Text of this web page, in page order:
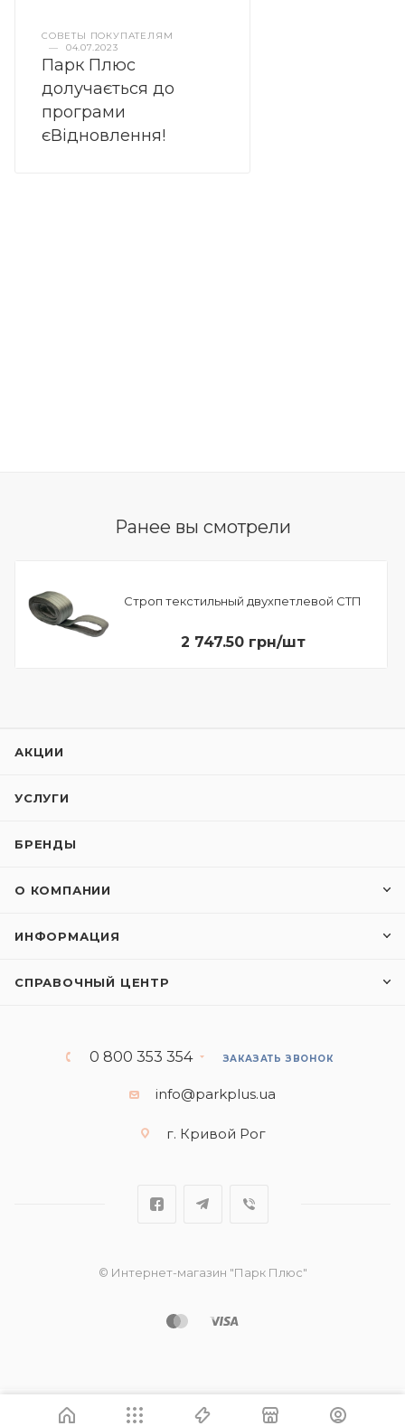
СОВЕТЫ ПОКУПАТЕЛЯМ
—
04.07.2023
Парк Плюс
долучається до
програми
єВідновлення!
Ранее вы смотрели
Строп текстильный двухпетлевой СТП
2 747.50 грн/шт
АКЦИИ
УСЛУГИ
БРЕНДЫ
О КОМПАНИИ
ИНФОРМАЦИЯ
СПРАВОЧНЫЙ ЦЕНТР
0 800 353 354 ЗАКАЗАТЬ ЗВОНОК
info@parkplus.ua
г. Кривой Рог
© Интернет-магазин "Парк Плюс"